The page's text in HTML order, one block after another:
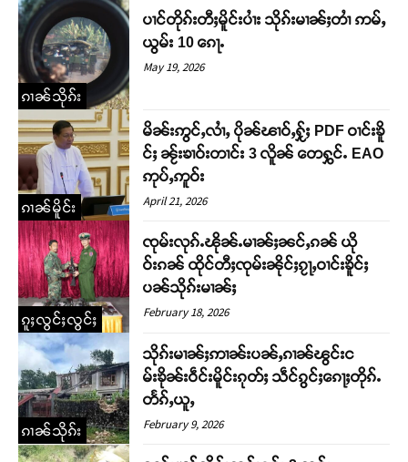
ၵၢၼ်သိုၵ်း
ပၢင်တိုၵ်းတီႈမိူင်းပၢႆး သိုၵ်းမၢၼ်ႈတၢႆ ဢမ်ႇ
ယွမ်း 10 ၵေႃႉ
May 19, 2026
ၵၢၼ်မိူင်း
မိၼ်းဢွင်ႇလၢႆႇ ပိုၼ်ၽၢဝ်ႇႁႂ်ႈ PDF ဝၢင်းၶိူ
င်ႈ ၼႂ်းၶၢဝ်းတၢင်း 3 လိူၼ် တေႁွင်ႉ EAO
ဢုပ်ႇဢူဝ်း
April 21, 2026
ၵူႈလွင်ႈလွင်ႈ
ၸုမ်းလုၵ်ႉၽိုၼ်ႉမၢၼ်ႈၼင်ႇၵၼ် ယို
ဝ်းၵၼ် ထိုင်တီႈၸုမ်းၼိုင်ႈၵႂႃႇဝၢင်းၶိူင်ႈ
ပၼ်သိုၵ်းမၢၼ်ႈ
February 18, 2026
ၵၢၼ်သိုၵ်း
သိုၵ်းမၢၼ်ႈဢၢၼ်းပၼ်ႇၵၢၼ်ၽွင်းင
မ်းၶိုၼ်းဝဵင်းမိူင်းၵုတ်ႈ သဵင်ၵွင်ႈၵေႃႈတိုၵ်ႉ
တႅၵ်ႇယူႇ
February 9, 2026